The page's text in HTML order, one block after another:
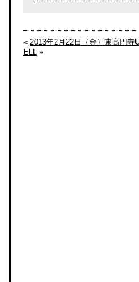
« 2013年2月22日（金）東高円寺
ELL »